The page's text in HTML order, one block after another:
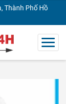
Thành Phố Hồ